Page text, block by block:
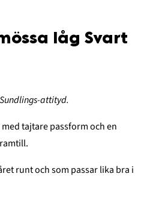
låg Svart
attityd.
tajtare passform och en
runt och som passar lika bra i